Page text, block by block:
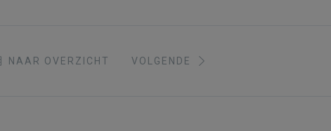
NAAR OVERZICHT VOLGENDE